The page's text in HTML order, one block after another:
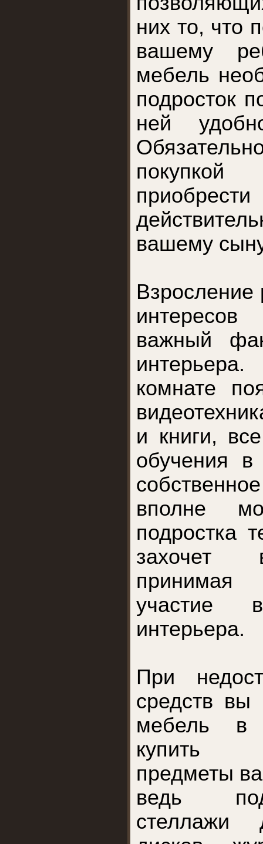
них то, что
вашему
мебель
подросток
ней
вашему
Взросление
важный
комнате
и книги,
обучения
вполне
подростка
захочет
принимая
участие
интерьера.
При
средств
мебель в
купить
предметы
ведь
стеллажи